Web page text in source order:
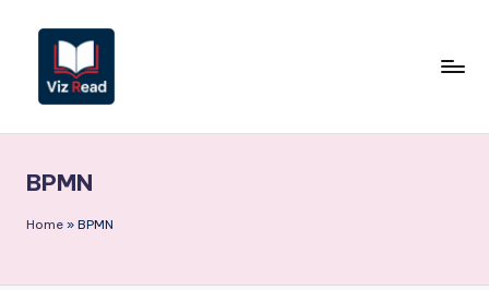
Перейти
содержимому
R
e
BPMN
Home » BPMN